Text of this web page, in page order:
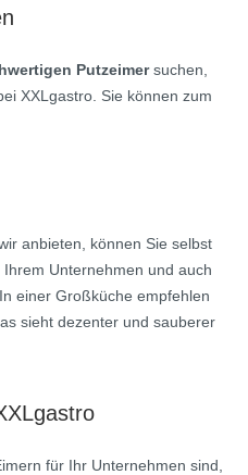
Putzeimersuchen,
XXLgastro. Sie können zum
wir anbieten, können Sie selbst
Unternehmen und auch
einer Großküche empfehlen
sieht dezenter und sauberer
für Ihr Unternehmen sind,